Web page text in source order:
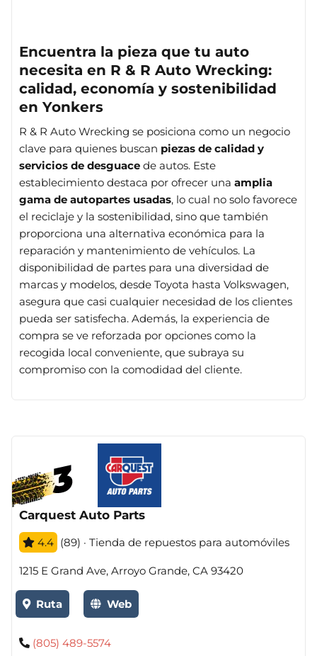
Encuentra la pieza que tu auto
necesita en R & R Auto Wrecking:
calidad, economía y sostenibilidad
en Yonkers
R & R Auto Wrecking se posiciona como un negocio
clave para quienes buscan piezas de calidad y
servicios de desguace de autos. Este
establecimiento destaca por ofrecer una amplia
gama de autopartes usadas, lo cual no solo favorece
el reciclaje y la sostenibilidad, sino que también
proporciona una alternativa económica para la
reparación y mantenimiento de vehículos. La
disponibilidad de partes para una diversidad de
marcas y modelos, desde Toyota hasta Volkswagen,
asegura que casi cualquier necesidad de los clientes
pueda ser satisfecha. Además, la experiencia de
compra se ve reforzada por opciones como la
recogida local conveniente, que subraya su
compromiso con la comodidad del cliente.
Carquest Auto Parts
4.4 (89) · Tienda de repuestos para automóviles
1215 E Grand Ave, Arroyo Grande, CA 93420
Ruta Web
(805) 489-5574